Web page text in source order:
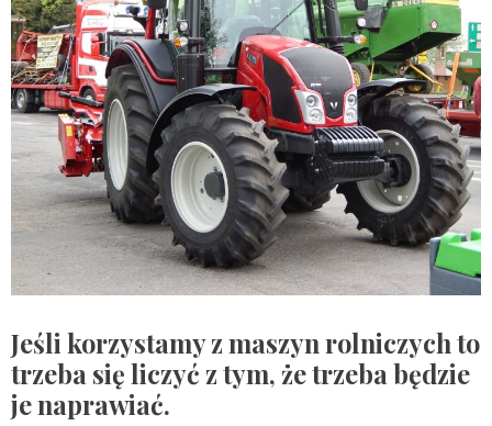
Jeśli korzystamy z maszyn rolniczych to
trzeba się liczyć z tym, że trzeba będzie
je naprawiać.